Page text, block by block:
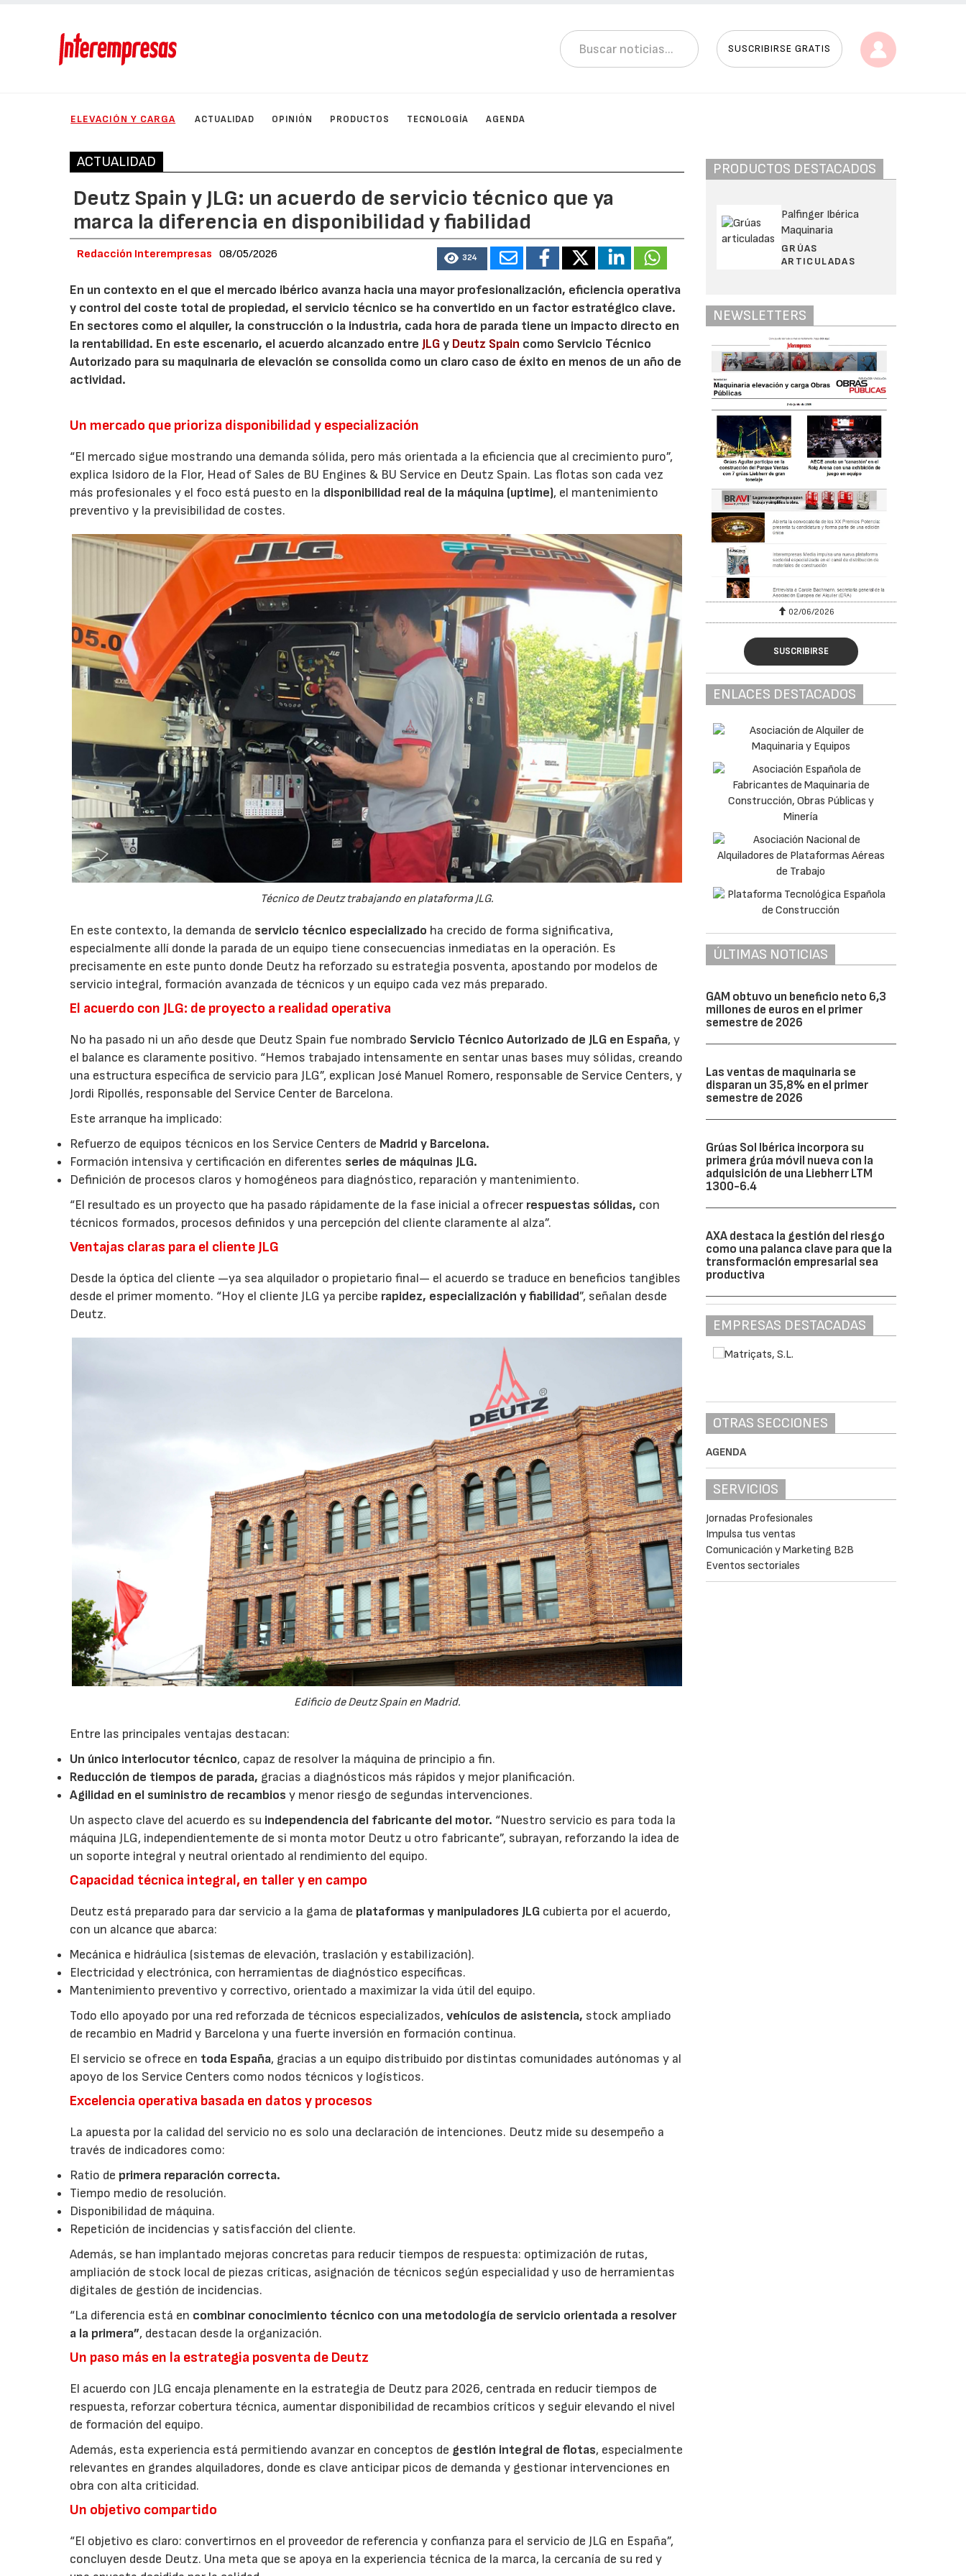
SUSCRIBIRSE GRATIS
ELEVACIÓN Y CARGA ACTUALIDAD OPINIÓN PRODUCTOS TECNOLOGÍA AGENDA
ACTUALIDAD
Deutz Spain y JLG: un acuerdo de servicio técnico que ya
marca la diferencia en disponibilidad y fiabilidad
Redacción Interempresas 08/05/2026 324
En un contexto en el que el mercado ibérico avanza hacia una mayor profesionalización, eficiencia operativa
y control del coste total de propiedad, el servicio técnico se ha convertido en un factor estratégico clave.
En sectores como el alquiler, la construcción o la industria, cada hora de parada tiene un impacto directo en
la rentabilidad. En este escenario, el acuerdo alcanzado entreJLGy Deutz Spain como Servicio Técnico
Autorizado para su maquinaria de elevación se consolida como un claro caso de éxito en menos de un año de
actividad.
Un mercado que prioriza disponibilidad y especialización
“El mercado sigue mostrando una demanda sólida, pero más orientada a la eficiencia que al crecimiento puro”,
explica Isidoro de la Flor, Head of Sales de BU Engines & BU Service en Deutz Spain. Las flotas son cada vez
más profesionales y el foco está puesto en la disponibilidad real de la máquina (uptime), el mantenimiento
preventivo y la previsibilidad de costes.
Técnico de Deutz trabajando en plataforma JLG.
En este contexto, la demanda de servicio técnico especializado ha crecido de forma significativa,
especialmente allí donde la parada de un equipo tiene consecuencias inmediatas en la operación. Es
precisamente en este punto donde Deutz ha reforzado su estrategia posventa, apostando por modelos de
servicio integral, formación avanzada de técnicos y un equipo cada vez más preparado.
El acuerdo con JLG: de proyecto a realidad operativa
No ha pasado ni un año desde que Deutz Spain fue nombrado Servicio Técnico Autorizado de JLG en España, y
el balance es claramente positivo. “Hemos trabajado intensamente en sentar unas bases muy sólidas, creando
una estructura específica de servicio para JLG”, explican José Manuel Romero, responsable de Service Centers, y
Jordi Ripollés, responsable del Service Center de Barcelona.
Este arranque ha implicado:
Refuerzo de equipos técnicos en los Service Centers de Madrid y Barcelona.
Formación intensiva y certificación en diferentes series de máquinas JLG.
Definición de procesos claros y homogéneos para diagnóstico, reparación y mantenimiento.
“El resultado es un proyecto que ha pasado rápidamente de la fase inicial a ofrecer respuestas sólidas, con
técnicos formados, procesos definidos y una percepción del cliente claramente al alza”.
Ventajas claras para el cliente JLG
Desde la óptica del cliente —ya sea alquilador o propietario final— el acuerdo se traduce en beneficios tangibles
desde el primer momento. “Hoy el cliente JLG ya percibe rapidez, especialización y fiabilidad”, señalan desde
Deutz.
Edificio de Deutz Spain en Madrid.
Entre las principales ventajas destacan:
Un único interlocutor técnico, capaz de resolver la máquina de principio a fin.
Reducción de tiempos de parada, gracias a diagnósticos más rápidos y mejor planificación.
Agilidad en el suministro de recambiosy menor riesgo de segundas intervenciones.
Un aspecto clave del acuerdo es su independencia del fabricante del motor. “Nuestro servicio es para toda la
máquina JLG, independientemente de si monta motor Deutz u otro fabricante”, subrayan, reforzando la idea de
un soporte integral y neutral orientado al rendimiento del equipo.
Capacidad técnica integral, en taller y en campo
Deutz está preparado para dar servicio a la gama de plataformas y manipuladores JLG cubierta por el acuerdo,
con un alcance que abarca:
Mecánica e hidráulica (sistemas de elevación, traslación y estabilización).
Electricidad y electrónica, con herramientas de diagnóstico específicas.
Mantenimiento preventivo y correctivo, orientado a maximizar la vida útil del equipo.
Todo ello apoyado por una red reforzada de técnicos especializados,vehículos de asistencia, stock ampliado
de recambio en Madrid y Barcelona y una fuerte inversión en formación continua.
El servicio se ofrece en toda España, gracias a un equipo distribuido por distintas comunidades autónomas y al
apoyo de los Service Centers como nodos técnicos y logísticos.
Excelencia operativa basada en datos y procesos
La apuesta por la calidad del servicio no es solo una declaración de intenciones. Deutz mide su desempeño a
través de indicadores como:
Ratio de primera reparación correcta.
Tiempo medio de resolución.
Disponibilidad de máquina.
Repetición de incidencias y satisfacción del cliente.
Además, se han implantado mejoras concretas para reducir tiempos de respuesta: optimización de rutas,
ampliación de stock local de piezas críticas, asignación de técnicos según especialidad y uso de herramientas
digitales de gestión de incidencias.
“La diferencia está en combinar conocimiento técnico con una metodología de servicio orientada a resolver
a la primera”, destacan desde la organización.
Un paso más en la estrategia posventa de Deutz
El acuerdo con JLG encaja plenamente en la estrategia de Deutz para 2026, centrada en reducir tiempos de
respuesta, reforzar cobertura técnica, aumentar disponibilidad de recambios críticos y seguir elevando el nivel
de formación del equipo.
Además, esta experiencia está permitiendo avanzar en conceptos de gestión integral de flotas, especialmente
relevantes en grandes alquiladores, donde es clave anticipar picos de demanda y gestionar intervenciones en
obra con alta criticidad.
Un objetivo compartido
“El objetivo es claro: convertirnos en el proveedor de referencia y confianza para el servicio de JLG en España”,
concluyen desde Deutz. Una meta que se apoya en la experiencia técnica de la marca, la cercanía de su red y
PRODUCTOS DESTACADOS
Palfinger Ibérica
Maquinaria
GRÚAS
ARTICULADAS
NEWSLETTERS
02/06/2026 07/07/2026 02/06/2026
SUSCRIBIRSE
ENLACES DESTACADOS
ÚLTIMAS NOTICIAS
GAM obtuvo un beneficio neto 6,3
millones de euros en el primer
semestre de 2026
Las ventas de maquinaria se
disparan un 35,8% en el primer
semestre de 2026
Grúas Sol Ibérica incorpora su
primera grúa móvil nueva con la
adquisición de una Liebherr LTM
1300-6.4
AXA destaca la gestión del riesgo
como una palanca clave para que la
transformación empresarial sea
productiva
EMPRESAS DESTACADAS
OTRAS SECCIONES
AGENDA
SERVICIOS
Jornadas Profesionales
Impulsa tus ventas
Comunicación y Marketing B2B
Eventos sectoriales